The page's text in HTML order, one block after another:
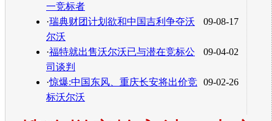
一竞标者
09-08-17
·瑞典财团计划欲和中国吉利争夺沃
尔沃
09-04-02
·福特就出售沃尔沃已与潜在竞标公
司谈判
09-02-26
·惊爆:中国东风、重庆长安将出价竞
标沃尔沃